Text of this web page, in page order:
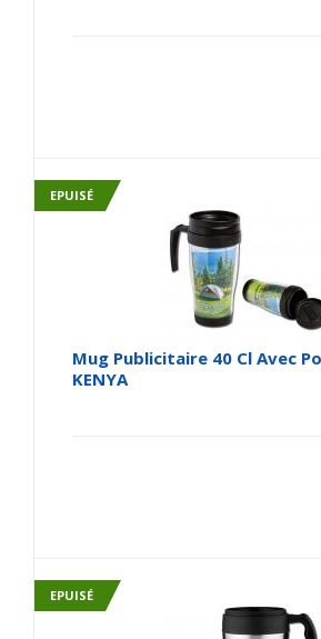
EPUISÉ
Mug Publicitaire 40 Cl Avec
KENYA
EPUISÉ